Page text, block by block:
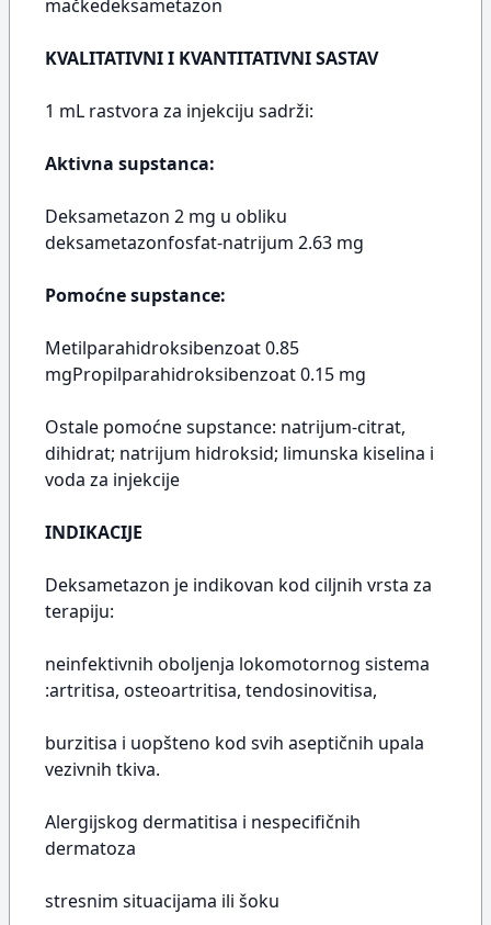
mačkedeksametazon
KVALITATIVNI I KVANTITATIVNI SASTAV
1 mL rastvora za injekciju sadrži:
Aktivna supstanca:
Deksametazon 2 mg u obliku
deksametazonfosfat-natrijum 2.63 mg
Pomoćne supstance:
Metilparahidroksibenzoat 0.85
mgPropilparahidroksibenzoat 0.15 mg
Ostale pomoćne supstance: natrijum-citrat,
dihidrat; natrijum hidroksid; limunska kiselina i
voda za injekcije
INDIKACIJE
Deksametazon je indikovan kod ciljnih vrsta za
terapiju:
neinfektivnih oboljenja lokomotornog sistema
:artritisa, osteoartritisa, tendosinovitisa,
burzitisa i uopšteno kod svih aseptičnih upala
vezivnih tkiva.
Alergijskog dermatitisa i nespecifičnih
dermatoza
stresnim situacijama ili šoku